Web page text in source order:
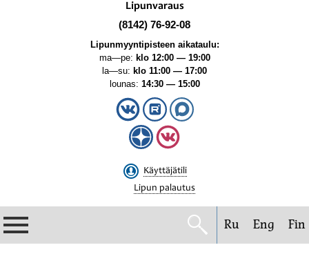
Lipunvaraus
(8142) 76-92-08
Lipunmyyntipisteen aikataulu:
ma—pe: klo 12:00 — 19:00
la—su: klo 11:00 — 17:00
lounas: 14:30 — 15:00
Käyttäjätili
Lipun palautus
Ru Eng Fin